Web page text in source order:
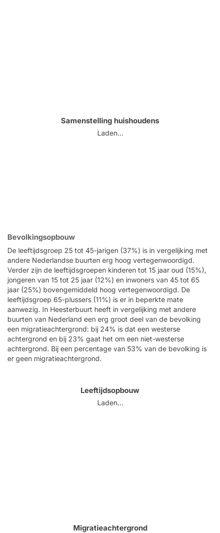
Samenstelling huishoudens
Laden...
Bevolkingsopbouw
De leeftijdsgroep 25 tot 45-jarigen (37%) is in vergelijking met
andere Nederlandse buurten erg hoog vertegenwoordigd.
Verder zijn de leeftijdsgroepen kinderen tot 15 jaar oud (15%),
jongeren van 15 tot 25 jaar (12%) en inwoners van 45 tot 65
jaar (25%) bovengemiddeld hoog vertegenwoordigd. De
leeftijdsgroep 65-plussers (11%) is er in beperkte mate
aanwezig. In Heesterbuurt heeft in vergelijking met andere
buurten van Nederland een erg groot deel van de bevolking
een migratieachtergrond: bij 24% is dat een westerse
achtergrond en bij 23% gaat het om een niet-westerse
achtergrond. Bij een percentage van 53% van de bevolking is
er geen migratieachtergrond.
Leeftijdsopbouw
Laden...
Migratieachtergrond